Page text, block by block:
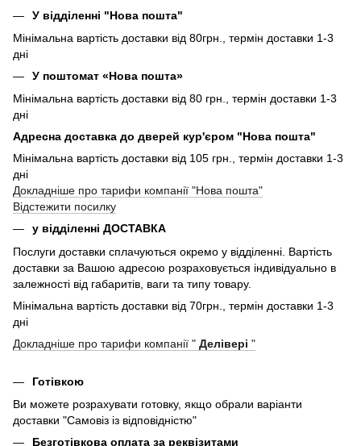
У відділенні "Нова пошта"
Мінімальна вартість доставки від 80грн., термін доставки 1-3
дні
У поштомат «Нова пошта»
Мінімальна вартість доставки від 80 грн., термін доставки 1-3
дні
Адресна доставка до дверей кур'єром "Нова пошта"
Мінімальна вартість доставки від 105 грн., термін доставки 1-3
дні
Докладніше про тарифи компанії "Нова пошта"
Відстежити посилку
у відділенні ДОСТАВКА
Послуги доставки сплачуються окремо у відділенні. Вартість
доставки за Вашою адресою розраховується індивідуально в
залежності від габаритів, ваги та типу товару.
Мінімальна вартість доставки від 70грн., термін доставки 1-3
дні
Докладніше про тарифи компанії " Делівері "
Готівкою
Ви можете розрахувати готовку, якщо обрали варіанти
доставки "Самовіз із відповідністю"
Безготівкова оплата за реквізитами